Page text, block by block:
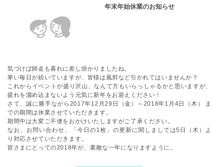
年末年始休業のお知らせ
気づけば師走も暮れに差し掛かりましたね。
寒い毎日が続いていますが、皆様は風邪など引かれてはいませんか？
これからイベントが盛り沢山、なんて方もいらっしゃるかと思いますが、
疲れを溜め込まないよう元気に新年をお迎えください！
さて、誠に勝手ながら2017年12月29日（金）～2018年1月4日（木） ま
での期間は休業させていただきます。
期間中は大変ご不便をおかけいたしますがご了承ください。
なお、お問い合わせ、「今日の1枚」の更新に関しましては5日（木）よ
り対応させていただきます。
皆さまにとっての2018年が、素敵な一年になりますように。